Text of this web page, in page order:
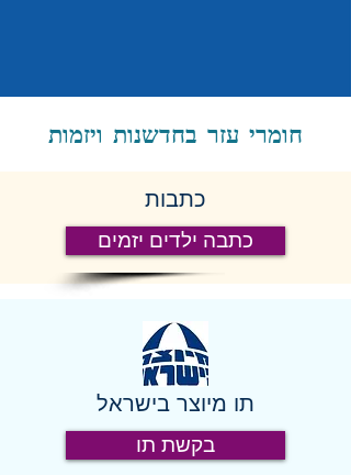
חומרי עזר בחדשנות ויזמות
כתבות
כתבה ילדים יזמים
תו מיוצר בישראל
בקשת תו